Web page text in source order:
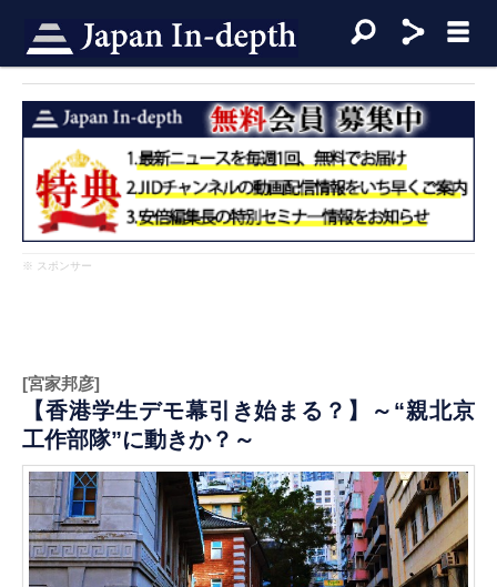
※ スポンサー
[宮家邦彦]
【香港学生デモ幕引き始まる？】～“親北京
工作部隊”に動きか？～